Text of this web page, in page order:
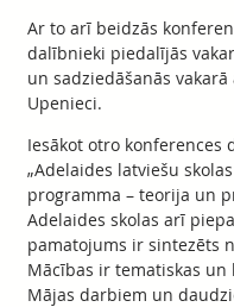
Ar to arī beidzās
dalībnieki piedalījās
un sadziedāšanās
Upenieci.
Iesākot otro konferences
„Adelaides latviešu
programma – teorija un
Adelaides skolas arī
pamatojums ir sintezēts
Mācības ir tematiskas un
Mājas darbiem un